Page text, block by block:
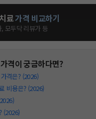
치료가격 비교하기
모두닥 리뷰가 등
격이 궁금하다면?
격은? (2026)
비용은? (2026)
(2026)